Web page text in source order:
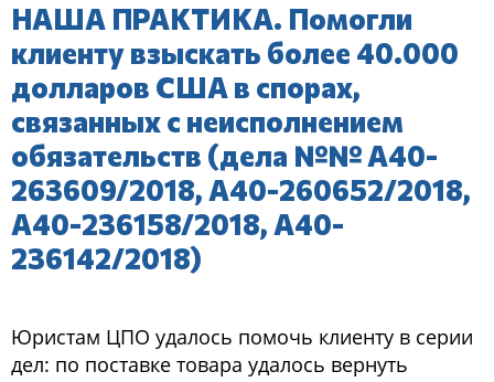
НАША ПРАКТИКА. Помогли
клиенту взыскать более 40.000
долларов США в спорах,
связанных с неисполнением
обязательств (дела №№ А40-
263609/2018, А40-260652/2018,
А40-236158/2018, А40-
236142/2018)
Юристам ЦПО удалось помочь клиенту в серии
дел: по поставке товара удалось вернуть